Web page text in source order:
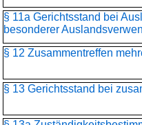
§ 11a Gerichtsstand bei
besonderer
§ 12 Zusammentreffen
§ 13 Gerichtsstand bei